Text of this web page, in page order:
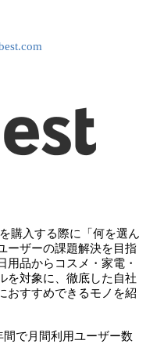
購入する際に「何を選ん
ーザーの課題解決を目指
用品からコスメ・家電・
を対象に、徹底した自社
おすすめできるモノを紹
で月間利用ユーザー数